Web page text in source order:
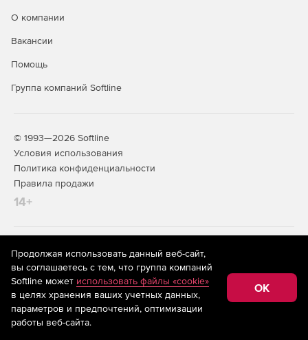
О компании
Вакансии
Помощь
Группа компаний Softline
© 1993—2026 Softline
Условия использования
Политика конфиденциальности
Правила продажи
14+
На информационном ресурсе store.softline.ru применяются
рекомендательные технологии
(информационные технологии
предоставления информации на основе сбора,
систематизации и анализа сведений, относящихся к
предпочтениям пользователей сети «Интернет»,
находящихся на территории Российской Федерации)
Продолжая использовать данный веб-сайт,
вы соглашаетесь с тем, что группа компаний
Softline может использовать файлы «cookie»
в целях хранения ваших учетных данных,
параметров и предпочтений, оптимизации
работы веб-сайта.
OK